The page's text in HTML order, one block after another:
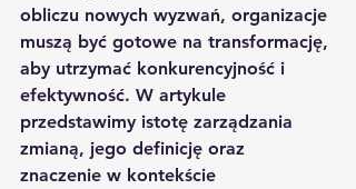
obliczu nowych wyzwań, organizacje
muszą być gotowe na transformację,
aby utrzymać konkurencyjność i
efektywność. W artykule
przedstawimy istotę zarządzania
zmianą, jego definicję oraz
znaczenie w kontekście